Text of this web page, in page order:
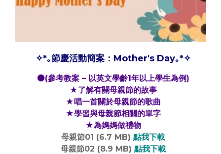
✧*｡節慶活動簡案：Mother's Day｡*✧
⚫(參考教案 – 以英文學齡1年以上學生為例)
★了解有關母親節的故事
★唱一首關於母親節的歌曲
★學習與母親節相關的單字
★為媽媽做禮物
母親節01 (6.7 MB) 點我下載
母親節02 (8.9 MB) 點我下載